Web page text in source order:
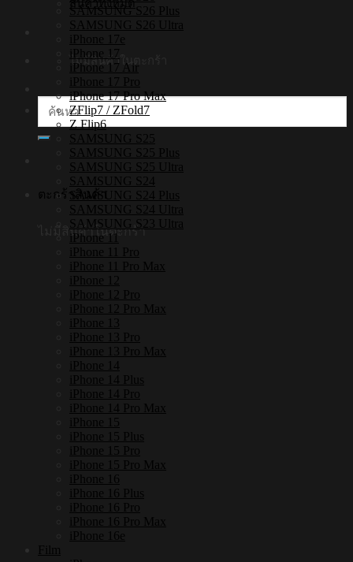
สินค้าทั้งหมด
ไม่มีสินค้าในตะกร้า
ค้นหา:
ตะกร้าสินค้า
ไม่มีสินค้าในตะกร้า
SAMSUNG S26 Plus
SAMSUNG S26 Ultra
iPhone 17e
iPhone 17
iPhone 17 Air
iPhone 17 Pro
iPhone 17 Pro Max
ZFlip7 / ZFold7
Z Flip6
SAMSUNG S25
SAMSUNG S25 Plus
SAMSUNG S25 Ultra
SAMSUNG S24
SAMSUNG S24 Plus
SAMSUNG S24 Ultra
SAMSUNG S23 Ultra
iPhone 11
iPhone 11 Pro
iPhone 11 Pro Max
iPhone 12
iPhone 12 Pro
iPhone 12 Pro Max
iPhone 13
iPhone 13 Pro
iPhone 13 Pro Max
iPhone 14
iPhone 14 Plus
iPhone 14 Pro
iPhone 14 Pro Max
iPhone 15
iPhone 15 Plus
iPhone 15 Pro
iPhone 15 Pro Max
iPhone 16
iPhone 16 Plus
iPhone 16 Pro
iPhone 16 Pro Max
iPhone 16e
Film